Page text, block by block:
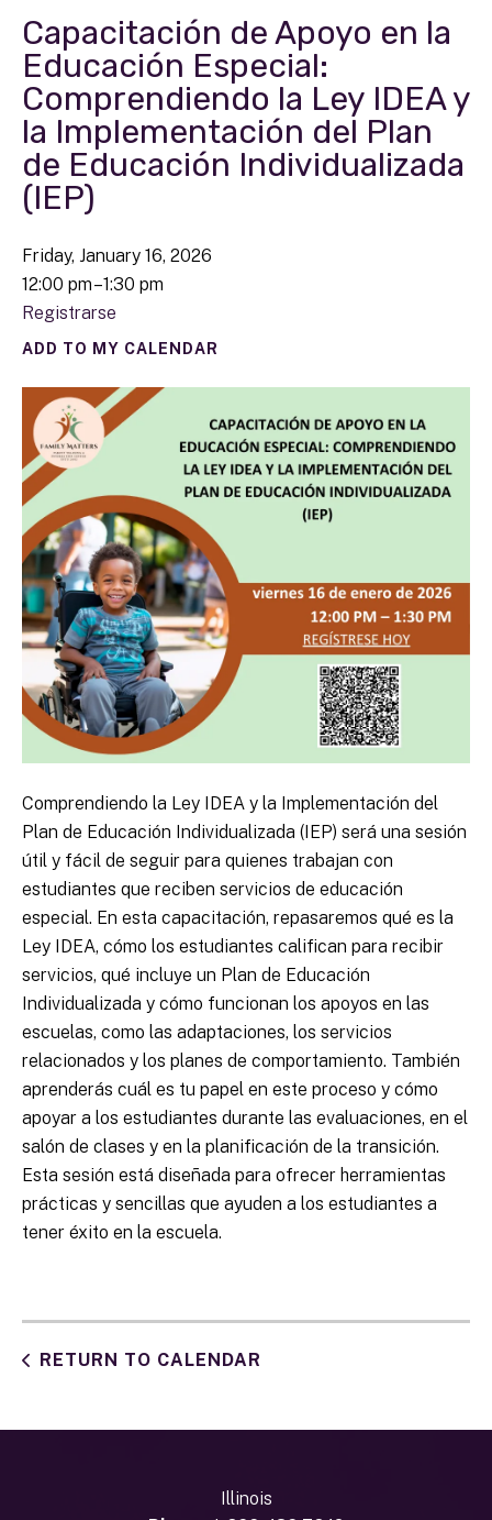
Capacitación de Apoyo en la
Educación Especial:
Comprendiendo la Ley IDEA y
la Implementación del Plan
de Educación Individualizada
(IEP)
Friday, January 16, 2026
12:00 pm 1:30 pm
Registrarse
ADD TO MY CALENDAR
Comprendiendo la Ley IDEA y la Implementación del
Plan de Educación Individualizada (IEP) será una sesión
útil y fácil de seguir para quienes trabajan con
estudiantes que reciben servicios de educación
especial. En esta capacitación, repasaremos qué es la
Ley IDEA, cómo los estudiantes califican para recibir
servicios, qué incluye un Plan de Educación
Individualizada y cómo funcionan los apoyos en las
escuelas, como las adaptaciones, los servicios
relacionados y los planes de comportamiento. También
aprenderás cuál es tu papel en este proceso y cómo
apoyar a los estudiantes durante las evaluaciones, en el
salón de clases y en la planificación de la transición.
Esta sesión está diseñada para ofrecer herramientas
prácticas y sencillas que ayuden a los estudiantes a
tener éxito en la escuela.
RETURN TO CALENDAR
Illinois